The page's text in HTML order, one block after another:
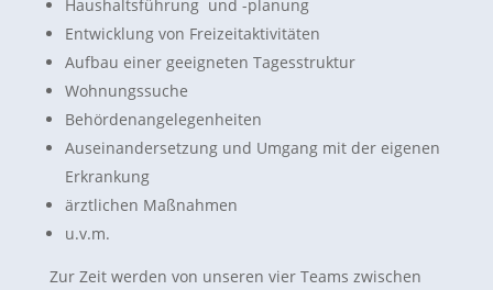
Haushaltsführung und -planung
Entwicklung von Freizeitaktivitäten
Aufbau einer geeigneten Tagesstruktur
Wohnungssuche
Behördenangelegenheiten
Auseinandersetzung und Umgang mit der eigenen
Erkrankung
ärztlichen Maßnahmen
u.v.m.
Zur Zeit werden von unseren vier Teams zwischen